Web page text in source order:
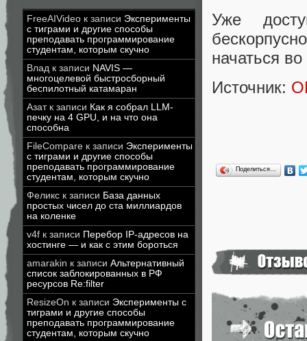
FreeAIVideo к записи Эксперименты
с тиграми и другие способы
преподавать программирование
студентам, которым скучно
Влад к записи NAVIS —
многоцелевой быстросборный
беспилотный катамаран
Азатк записи Как я собрал LLM-
печку на 4 GPU, и на что она
способна
FileCompare к записи Эксперименты
с тиграми и другие способы
преподавать программирование
студентам, которым скучно
Феликс к записи База данных
простых чисел до ста миллиардов
на коленке
v4f к записи Перебор IP-адресов на
хостинге — и как с этим бороться
amarakin к записи Альтернативный
список заблокированных в РФ
ресурсов Re:filter
ResizeOn к записи Эксперименты с
тиграми и другие способы
преподавать программирование
студентам, которым скучно
Уже
начаться
Источник:
Поделиться…